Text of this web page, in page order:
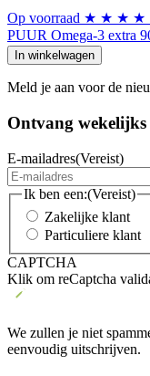
Op voorraad ★ ★ ★ ★
PUUR Omega-3 extra
In winkelwagen
Meld je aan voor de
Ontvang
E-mailadres(Vereist)
Ik ben een:(Vereist)
Zakelijke klant
Particuliere klant
CAPTCHA
Klik om reCaptcha
We zullen je niet
eenvoudig uitschrijven.